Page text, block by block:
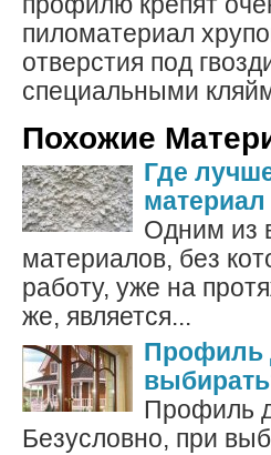
пиломатериал
отверстия под
специальными
Похожие
Где
материал
Одним из
материалов, без
работу, уже на
же, является...
Профиль
Профиль
Безусловно, при